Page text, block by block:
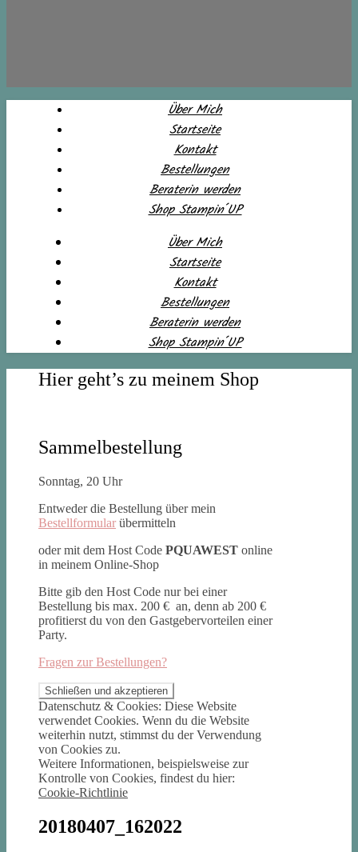
Über Mich
Startseite
Kontakt
Bestellungen
Beraterin werden
Shop Stampin´UP
Über Mich
Startseite
Kontakt
Bestellungen
Beraterin werden
Shop Stampin´UP
Hier geht’s zu meinem Shop
Sammelbestellung
Sonntag, 20 Uhr
Entweder die Bestellung über mein
Bestellformular übermitteln
oder mit dem Host Code PQUAWEST online
in meinem Online-Shop
Bitte gib den Host Code nur bei einer
Bestellung bis max. 200 € an, denn ab 200 €
profitierst du von den Gastgebervorteilen einer
Party.
Fragen zur Bestellungen?
Datenschutz & Cookies: Diese Website
verwendet Cookies. Wenn du die Website
weiterhin nutzt, stimmst du der Verwendung
von Cookies zu.
Weitere Informationen, beispielsweise zur
Kontrolle von Cookies, findest du hier:
Cookie-Richtlinie
20180407_162022